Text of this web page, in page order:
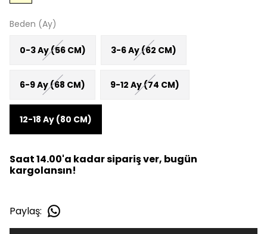
Beden (Ay)
0-3 Ay (56 CM) 3-6 Ay (62 CM)
6-9 Ay (68 CM) 9-12 Ay (74 CM)
12-18 Ay (80 CM)
Saat 14.00'a kadar sipariş ver, bugün
kargolansın!
Paylaş: